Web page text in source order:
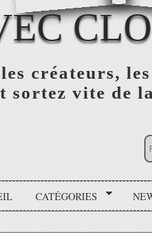
créateurs,
sortez vite de
CATÉGORIES